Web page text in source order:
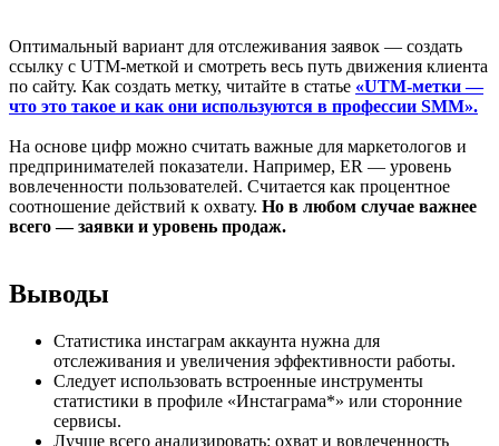
Оптимальный вариант для отслеживания заявок — создать
ссылку с UTM-меткой и смотреть весь путь движения клиента
по сайту. Как создать метку, читайте в статье «UTM-метки —
что это такое и как они используются в профессии SMМ».
На основе цифр можно считать важные для маркетологов и
предпринимателей показатели. Например, ER — уровень
вовлеченности пользователей. Считается как процентное
соотношение действий к охвату. Но в любом случае важнее
всего — заявки и уровень продаж.
Выводы
Статистика инстаграм аккаунта нужна для
отслеживания и увеличения эффективности работы.
Следует использовать встроенные инструменты
статистики в профиле «Инстаграма*» или сторонние
сервисы.
Лучше всего анализировать: охват и вовлеченность